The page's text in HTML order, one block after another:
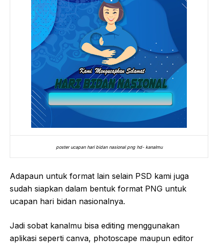
poster ucapan hari bidan nasional png hd- kanalmu
Adapaun untuk format lain selain PSD kami juga
sudah siapkan dalam bentuk format PNG untuk
ucapan hari bidan nasionalnya.
Jadi sobat kanalmu bisa editing menggunakan
aplikasi seperti canva, photoscape maupun editor